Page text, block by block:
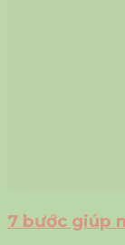
7 bước giúp